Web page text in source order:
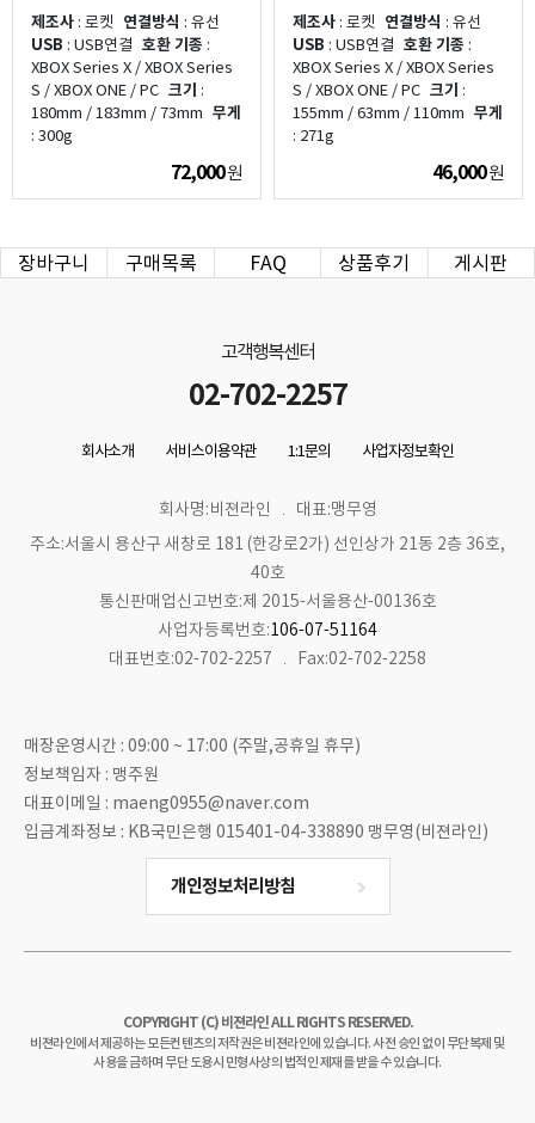
제조사 : 로켓 연결방식 : 유선
USB : USB연결 호환 기종 :
XBOX Series X / XBOX Series
S / XBOX ONE / PC 크기 :
180mm / 183mm / 73mm 무게
: 300g
72,000원
제조사 : 로켓 연결방식 : 유선
USB : USB연결 호환 기종 :
XBOX Series X / XBOX Series
S / XBOX ONE / PC 크기 :
155mm / 63mm / 110mm 무게
: 271g
46,000원
장바구니 구매목록 FAQ 상품후기 게시판
고객행복센터
02-702-2257
회사소개 서비스이용약관 1:1문의 사업자정보확인
회사명:비젼라인
대표:맹무영
주소:서울시 용산구 새창로 181 (한강로2가) 선인상가 21동 2층 36호,
40호
통신판매업신고번호:제 2015-서울용산-00136호
사업자등록번호:106-07-51164
대표번호:02-702-2257
Fax:02-702-2258
매장운영시간 : 09:00 ~ 17:00 (주말,공휴일 휴무)
정보책임자 : 맹주원
대표이메일 : maeng0955@naver.com
입금계좌정보 : KB국민은행 015401-04-338890 맹무영(비젼라인)
개인정보처리방침
COPYRIGHT (C) 비젼라인 ALL RIGHTS RESERVED.
비젼라인에서 제공하는 모든컨텐츠의 저작권은 비젼라인에 있습니다. 사전 승인 없이 무단복제 및
사용을 금하며 무단 도용시 민형사상의 법적인 제재를 받을 수 있습니다.